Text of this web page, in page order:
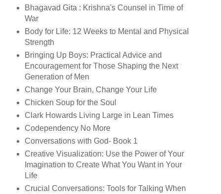
Bhagavad Gita : Krishna's Counsel in Time of
War
Body for Life: 12 Weeks to Mental and Physical
Strength
Bringing Up Boys: Practical Advice and
Encouragement for Those Shaping the Next
Generation of Men
Change Your Brain, Change Your Life
Chicken Soup for the Soul
Clark Howards Living Large in Lean Times
Codependency No More
Conversations with God- Book 1
Creative Visualization: Use the Power of Your
Imagination to Create What You Want in Your
Life
Crucial Conversations: Tools for Talking When